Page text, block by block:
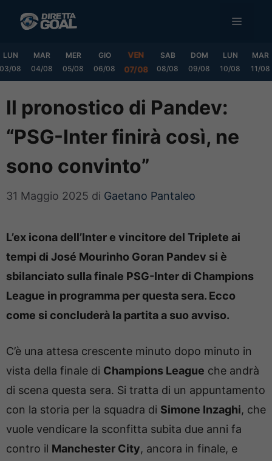
MENU
LUN
03/08
MAR
04/08
MER
05/08
GIO
06/08
VEN
07/08
SAB
08/08
DOM
09/08
LUN
10/08
MAR
11/08
Il pronostico di Pandev:
“PSG-Inter finirà così, ne
sono convinto”
31 Maggio 2025 di Gaetano Pantaleo
L’ex icona dell’Inter e vincitore del Triplete ai
tempi di José Mourinho Goran Pandev si è
sbilanciato sulla finale PSG-Inter di Champions
League in programma per questa sera. Ecco
come si concluderà la partita a suo avviso.
C’è una attesa crescente minuto dopo minuto in
vista della finale di Champions League che andrà
di scena questa sera. Si tratta di un appuntamento
con la storia per la squadra di Simone Inzaghi, che
vuole vendicare la sconfitta subita due anni fa
contro il Manchester City, ancora in finale, e